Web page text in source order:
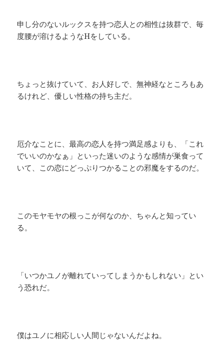
申し分のないルックスを持つ恋人との相性は抜群で、毎
度腰が溶けるようなHをしている。
ちょっと抜けていて、お人好しで、無神経なところもあ
るけれど、優しい性格の持ち主だ。
厄介なことに、最高の恋人を持つ満足感よりも、「これ
でいいのかなぁ」といった迷いのような感情が巣食って
いて、この恋にどっぷりつかることの邪魔をするのだ。
このモヤモヤの根っこが何なのか、ちゃんと知ってい
る。
「いつかユノが離れていってしまうかもしれない」とい
う恐れだ。
僕はユノに相応しい人間じゃないんだよね。